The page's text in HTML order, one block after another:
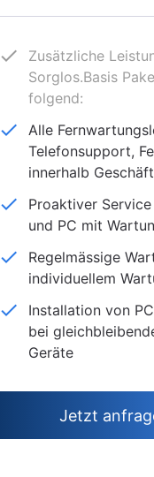
check
Zusätzliche
Sorglos.Basis
folgend:
check
Alle
Telefonsupport,
innerhalb
check
Proaktiver
und PC mit
check
Regelmässige
individuellem
check
Installation von
bei
Geräte
Jetzt